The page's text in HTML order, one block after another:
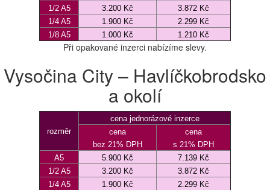
1/2 A5
3.200 Kč
3.872 Kč
1/4 A5
1.900 Kč
2.299 Kč
1/8 A5
1.000 Kč 1.210 Kč
Při opakované inzerci nabízíme slevy.
Vysočina City – Havlíčkobrodsko
a okolí
rozměr
cena jednorázové inzerce
cena
bez 21% DPH
cena
s 21% DPH
A5
5.900 Kč
7.139 Kč
1/2 A5
3.200 Kč
3.872 Kč
1/4 A5
1.900 Kč
2.299 Kč